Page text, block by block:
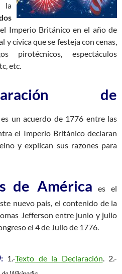
Imperio Británico en el año de
y cívica que se festeja con cenas,
pirotécnicos, espectáculos
etc.
de
es un acuerdo de 1776 entre las
el Imperio Británico declaran
y explican sus razones para
de América es el
nuevo país, el contenido de la
Jefferson entre junio y julio
el 4 de Julio de 1776.
:1.-Texto de la Declaración. 2.-